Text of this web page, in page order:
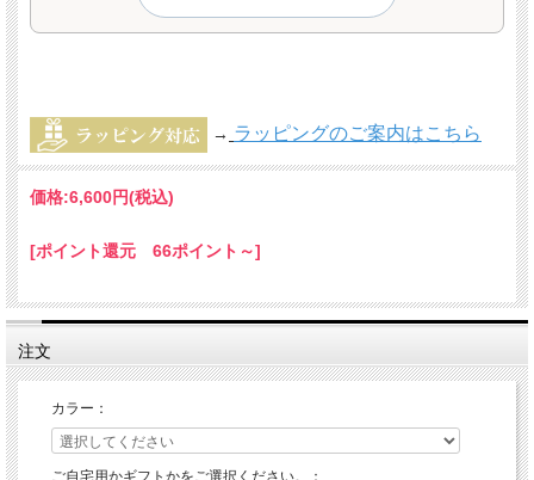
→ ラッピングのご案内はこちら
価格:6,600円(税込)
[ポイント還元 66ポイント～]
注文
カラー：
ご自宅用かギフトかをご選択ください。：